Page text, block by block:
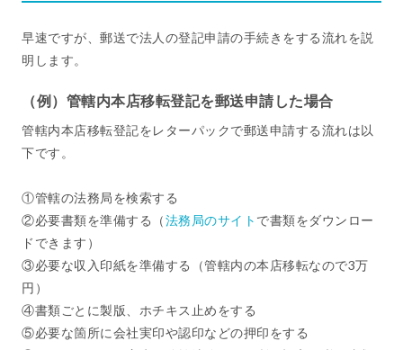
早速ですが、郵送で法人の登記申請の手続きをする流れを説
明します。
（例）管轄内本店移転登記を郵送申請した場合
管轄内本店移転登記をレターパックで郵送申請する流れは以
下です。
①管轄の法務局を検索する
②必要書類を準備する（法務局のサイト で書類をダウンロー
ドできます）
③必要な収入印紙を準備する（管轄内の本店移転なので3万
円）
④書類ごとに製版、ホチキス止めをする
⑤必要な箇所に会社実印や認印などの押印をする